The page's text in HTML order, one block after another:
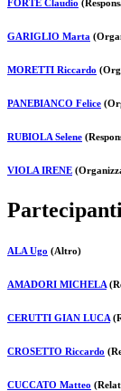
FORTE Claudio
GARIGLIO Marta
MORETTI Riccardo
PANEBIANCO Felice
RUBIOLA Selene
VIOLA IRENE
ALA Ugo (Altro)
AMADORI MICHELA
CERUTTI GIAN LUCA
CROSETTO Riccardo
CUCCATO Matteo